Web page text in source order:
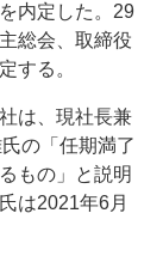
内定した。29
総会、取締役
する。
は、現社長兼
の「任期満了
もの」と説明
は2021年6月